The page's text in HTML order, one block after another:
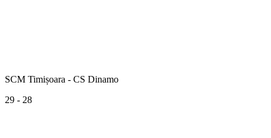
SCM Timișoara - CS Dinamo
29 - 28